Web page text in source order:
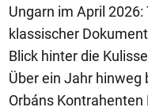
Ungarn im April 2026:
klassischer
Blick hinter die
Über ein Jahr
Orbáns